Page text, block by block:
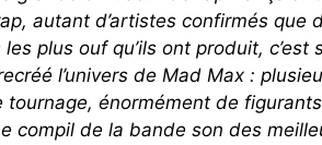
autant d’artistes confirmés que
plus ouf qu’ils ont produit, c’est
l’univers de Mad Max :
énormément de
compil de la bande son des